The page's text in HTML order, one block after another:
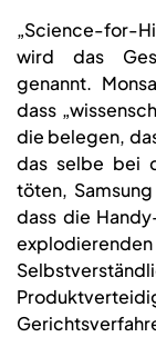
„Science-for-
wird das
genannt.
dass
die belegen,
das selbe bei
töten,
dass die